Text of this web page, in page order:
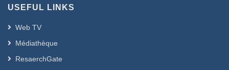
USEFUL LINKS
Web TV
Médiathèque
ResaerchGate